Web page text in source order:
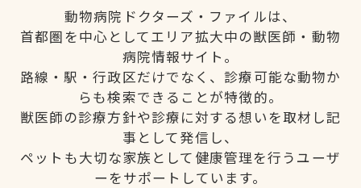
動物病院ドクターズ・ファイルは、
首都圏を中心としてエリア拡大中の獣医師・動物
病院情報サイト。
路線・駅・行政区だけでなく、診療可能な動物か
らも検索できることが特徴的。
獣医師の診療方針や診療に対する想いを取材し記
事として発信し、
ペットも大切な家族として健康管理を行うユーザ
ーをサポートしています。